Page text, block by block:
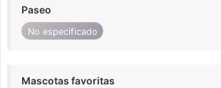
Paseo
No especificado
Mascotas favoritas